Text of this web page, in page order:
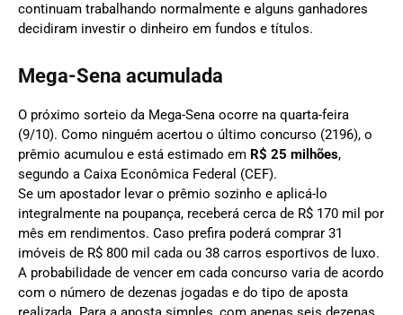
continuam trabalhando normalmente e alguns ganhadores
decidiram investir o dinheiro em fundos e títulos.
Mega-Sena acumulada
O próximo sorteio da Mega-Sena ocorre na quarta-feira
(9/10). Como ninguém acertou o último concurso (2196), o
prêmio acumulou e está estimado em R$ 25 milhões,
segundo a Caixa Econômica Federal (CEF).
Se um apostador levar o prêmio sozinho e aplicá-lo
integralmente na poupança, receberá cerca de R$ 170 mil por
mês em rendimentos. Caso prefira poderá comprar 31
imóveis de R$ 800 mil cada ou 38 carros esportivos de luxo.
A probabilidade de vencer em cada concurso varia de acordo
com o número de dezenas jogadas e do tipo de aposta